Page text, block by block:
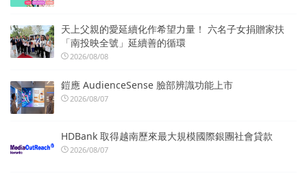
天上父親的愛延續化作希望力量！ 六名子女捐贈家扶
「南投映全號」延續善的循環
2026/08/08
鎧應 AudienceSense 臉部辨識功能上市
2026/08/07
HDBank 取得越南歷來最大規模國際銀團社會貸款
2026/08/07